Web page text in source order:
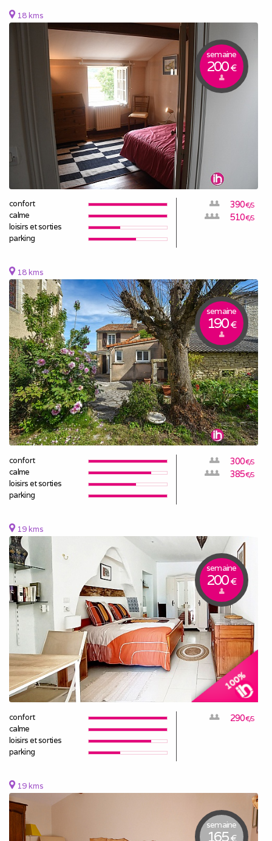
18 kms
semaine
200€
confort
calme
loisirs et sorties
parking
390€/S
510€/S
18 kms
semaine
190€
confort
calme
loisirs et sorties
parking
300€/S
385€/S
19 kms
semaine
200€
confort
calme
loisirs et sorties
parking
290€/S
19 kms
semaine
165€